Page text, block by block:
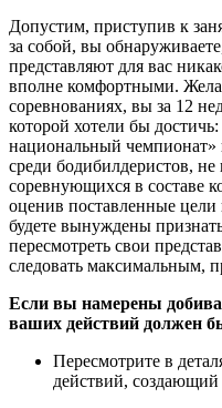
Допустим, приступив к
за собой, вы
представляют для вас
вполне комфортными.
соревнованиях, вы за 12
которой хотели бы
национальный чемпионат»
среди бодибилдеристов,
соревнующихся в составе
оценив поставленные цели
будете вынуждены
пересмотреть свои
следовать максимальным,
Если вы намерены
ваших действий должен
Пересмотрите в
действий,